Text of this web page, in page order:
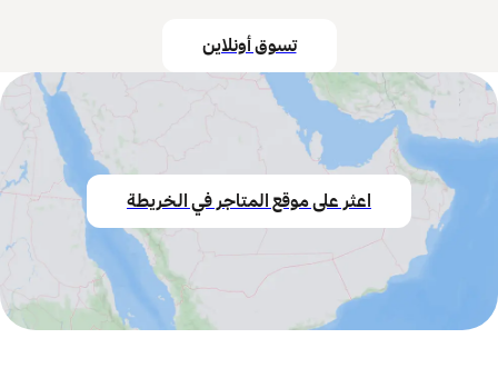
تسوق أونلاين
اعثر على موقع المتاجر في الخريطة